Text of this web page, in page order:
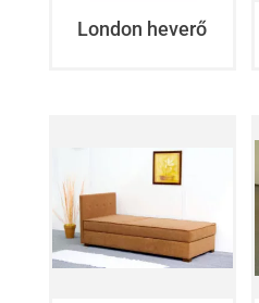
London heverő